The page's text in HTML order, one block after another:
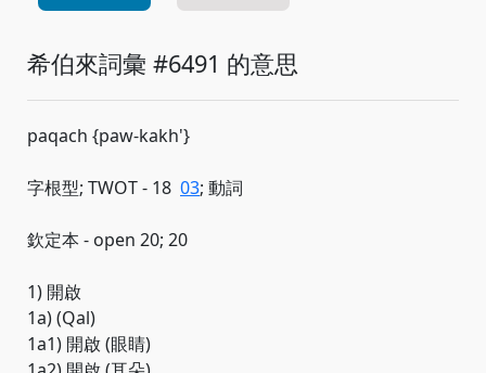
希伯來詞彙 #6491 的意思
paqach {paw-kakh'}
字根型; TWOT - 18 03; 動詞
欽定本 - open 20; 20
1) 開啟
1a) (Qal)
1a1) 開啟 (眼睛)